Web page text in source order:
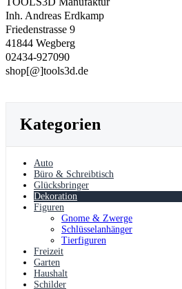
Inh. Andreas Erdkamp
Friedenstrasse 9
41844 Wegberg
02434-927090
shop[@]tools3d.de
Kategorien
Auto
Büro & Schreibtisch
Glücksbringer
Dekoration
Figuren
Gnome & Zwerge
Schlüsselanhänger
Tierfiguren
Freizeit
Garten
Haushalt
Schilder